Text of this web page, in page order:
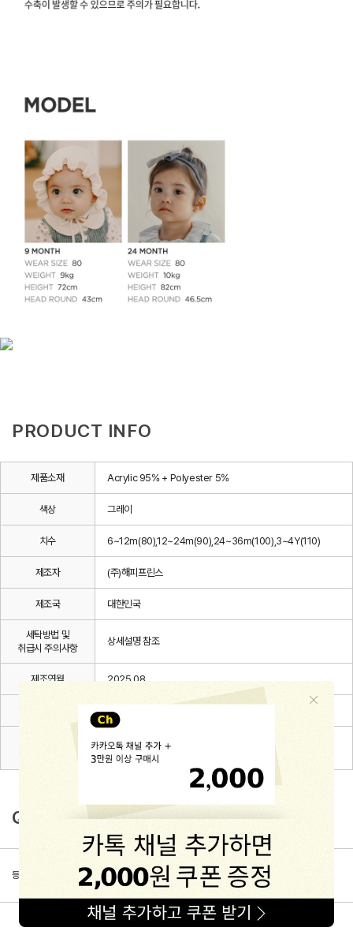
PRODUCT INFO
제품소재 Acrylic 95% + Polyester 5%
색상 그레이
치수 6~12m(80),12~24m(90),24~36m(100),3~4Y(110)
제조자 (주)해피프린스
제조국 대한민국
세탁방법 및
취급시 주의사항
상세설명 참조
제조연월 2025.08
관련 법 및 소비자 분쟁해결 규정에 따름
해피프린스/1668-1570
Q&A
등록된 문의가 없습니다.